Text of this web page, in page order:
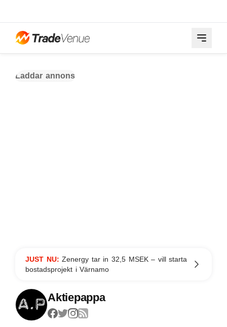
Laddar annons
JUST NU:Zenergy tar in 32,5 MSEK – vill starta
bostadsprojekt i Värnamo
Aktiepappa